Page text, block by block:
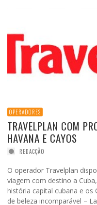
OPERADORES
TRAVELPLAN COM
HAVANA E CAYOS
REDACÇÃO
O operador Travelplan
viagem com destino a
história capital cubana e os
de beleza incomparável –